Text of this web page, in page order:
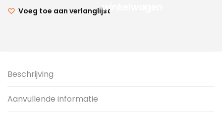
winkelwagen
Voeg toe aan verlanglijst
Beschrijving
Aanvullende informatie